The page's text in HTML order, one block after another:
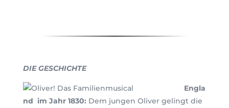
DIE GESCHICHTE
Engla
nd im Jahr 1830: Dem jungen Oliver gelingt die